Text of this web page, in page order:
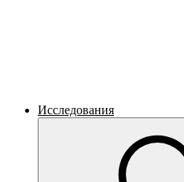
Исследования